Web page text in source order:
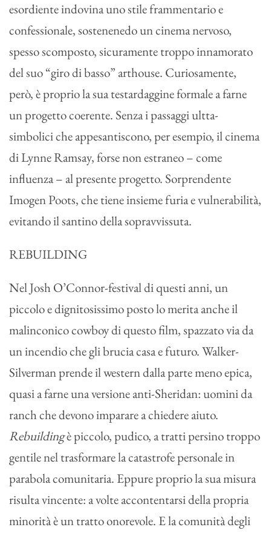
esordiente indovina uno stile frammentario e
confessionale, sostenenedo un cinema nervoso,
spesso scomposto, sicuramente troppo innamorato
del suo “giro di basso” arthouse. Curiosamente,
però, è proprio la sua testardaggine formale a farne
un progetto coerente. Senza i passaggi ultta-
simbolici che appesantiscono, per esempio, il cinema
di Lynne Ramsay, forse non estraneo – come
influenza – al presente progetto. Sorprendente
Imogen Poots, che tiene insieme furia e vulnerabilità,
evitando il santino della sopravvissuta.
REBUILDING
Nel Josh O’Connor-festival di questi anni, un
piccolo e dignitosissimo posto lo merita anche il
malinconico cowboy di questo film, spazzato via da
un incendio che gli brucia casa e futuro. Walker-
Silverman prende il western dalla parte meno epica,
quasi a farne una versione anti-Sheridan: uomini da
ranch che devono imparare a chiedere aiuto.
Rebuildingè piccolo, pudico, a tratti persino troppo
gentile nel trasformare la catastrofe personale in
parabola comunitaria. Eppure proprio la sua misura
risulta vincente: a volte accontentarsi della propria
minorità è un tratto onorevole. E la comunità degli